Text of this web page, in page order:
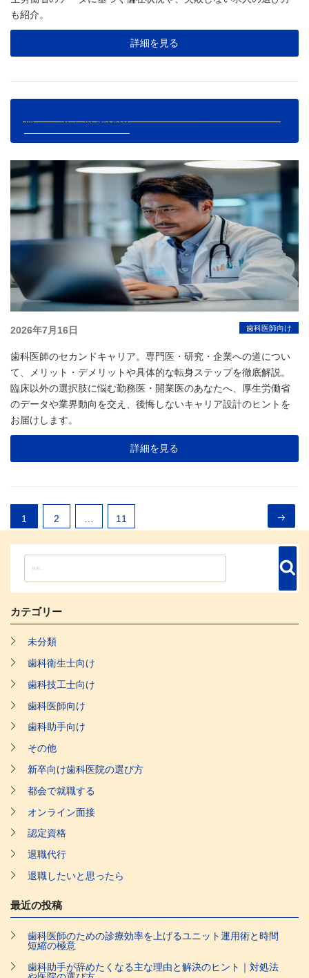
も紹介。
詳細を見る
業への道を徹底解説
投
日:
2026年7月16日 歯科医師向け
歯科医師のセカンドキャリア。専門医・研究・企業への道につい
て、メリット・デメリットや具体的な転身ステップを徹底解説。
臨床以外の選択肢に悩む勤務医・開業医のあなたへ、厚生労働省
のデータや業界動向を交え、後悔しないキャリア設計のヒントを
お届けします。
詳細を見る
投
稿
の
ペ
ー
ジ
送
り
1 固定
ペー
2 固定
ペー
11 次の
ペー
ジ
カテゴリー
未分類
歯科衛生士向け
歯科技工士向け
歯科医師向け
歯科助手向け
その他
新卒向け歯科医院の選び方
都会で就職する
オンライン面接
認定資格
退職代行
退職したいと思ったら
最近の投稿
歯科医師のための診療効率を上げるユニット運用術と時間
短縮の極意
歯科助手が辞めたくなる主な理由と解決のヒント｜対処法